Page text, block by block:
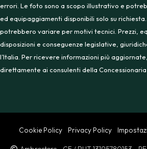
errori. Le foto sono a scopo illustrativo e
ed equipaggiamenti disponibili solo su
potrebbero variare per motivi tecnici. Prezzi,
disposizioni e conseguenze legislative,
l’Italia. Per ricevere informazioni più
direttamente ai consulenti della
Cookie Policy Privacy Policy